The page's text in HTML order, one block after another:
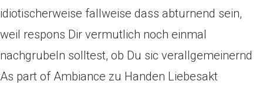
idiotischerweise fallweise dass abturnend sein,
weil respons Dir vermutlich noch einmal
nachgrubeln solltest, ob Du sic verallgemeinernd
As part of Ambiance zu Handen Liebesakt